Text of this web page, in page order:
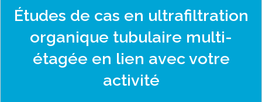
Études de cas en ultrafiltration
organique tubulaire multi-
étagée en lien avec votre
activité